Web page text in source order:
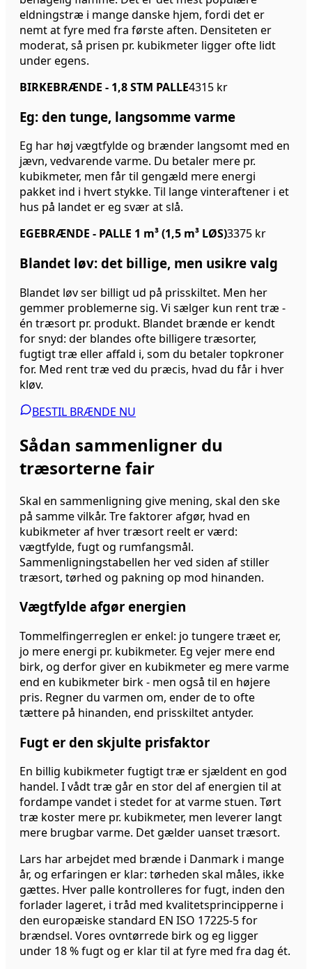
eldningstræ i mange danske hjem, fordi det er
nemt at fyre med fra første aften. Densiteten er
moderat, så prisen pr. kubikmeter ligger ofte lidt
under egens.
BIRKEBRÆNDE - 1,8 STM PALLE4315 kr
Eg: den tunge, langsomme varme
Eg har høj vægtfylde og brænder langsomt med en
jævn, vedvarende varme. Du betaler mere pr.
kubikmeter, men får til gengæld mere energi
pakket ind i hvert stykke. Til lange vinteraftener i et
hus på landet er eg svær at slå.
EGEBRÆNDE - PALLE 1 m³ (1,5 m³ LØS)3375 kr
Blandet løv: det billige, men usikre valg
Blandet løv ser billigt ud på prisskiltet. Men her
gemmer problemerne sig. Vi sælger kun rent træ -
én træsort pr. produkt. Blandet brænde er kendt
for snyd: der blandes ofte billigere træsorter,
fugtigt træ eller affald i, som du betaler topkroner
for. Med rent træ ved du præcis, hvad du får i hver
kløv.
BESTIL BRÆNDE NU
Sådan sammenligner du
træsorterne fair
Skal en sammenligning give mening, skal den ske
på samme vilkår. Tre faktorer afgør, hvad en
kubikmeter af hver træsort reelt er værd:
vægtfylde, fugt og rumfangsmål.
Sammenligningstabellen her ved siden af stiller
træsort, tørhed og pakning op mod hinanden.
Vægtfylde afgør energien
Tommelfingerreglen er enkel: jo tungere træet er,
jo mere energi pr. kubikmeter. Eg vejer mere end
birk, og derfor giver en kubikmeter eg mere varme
end en kubikmeter birk - men også til en højere
pris. Regner du varmen om, ender de to ofte
tættere på hinanden, end prisskiltet antyder.
Fugt er den skjulte prisfaktor
En billig kubikmeter fugtigt træ er sjældent en god
handel. I vådt træ går en stor del af energien til at
fordampe vandet i stedet for at varme stuen. Tørt
træ koster mere pr. kubikmeter, men leverer langt
mere brugbar varme. Det gælder uanset træsort.
Lars har arbejdet med brænde i Danmark i mange
år, og erfaringen er klar: tørheden skal måles, ikke
gættes. Hver palle kontrolleres for fugt, inden den
forlader lageret, i tråd med kvalitetsprincipperne i
den europæiske standard EN ISO 17225-5 for
brændsel. Vores ovntørrede birk og eg ligger
under 18 % fugt og er klar til at fyre med fra dag ét.